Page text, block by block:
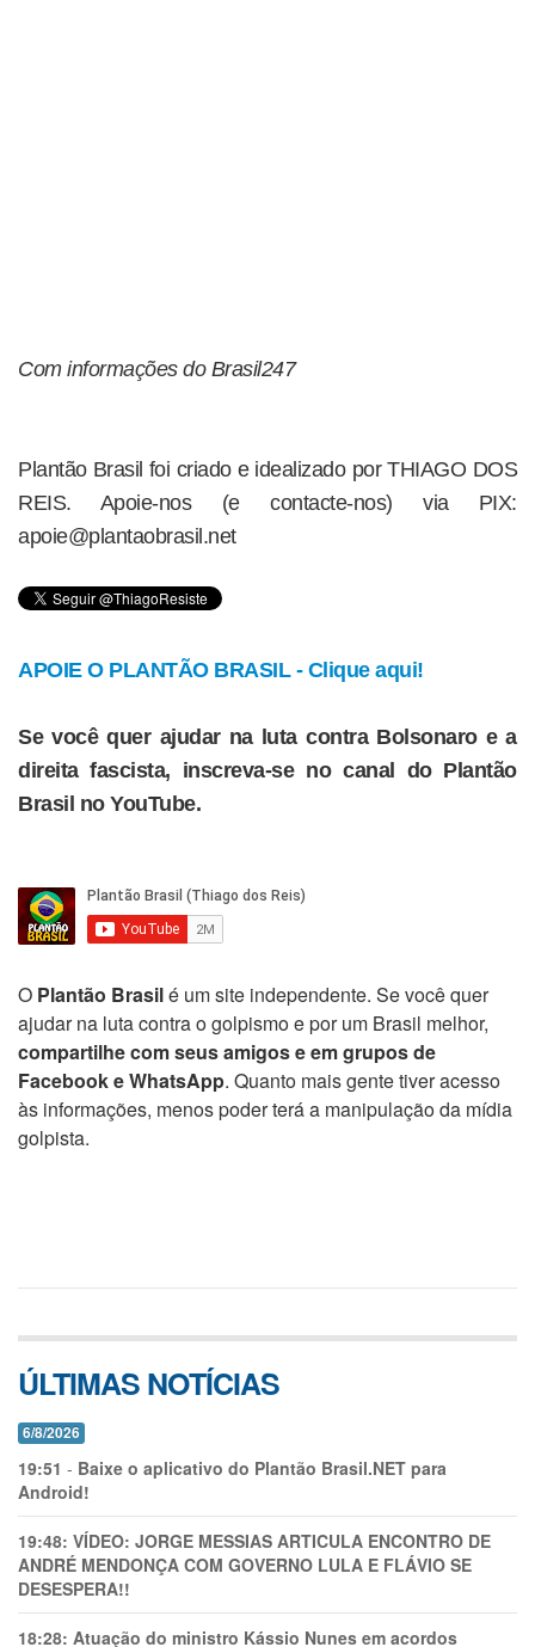
Com informações do Brasil247
Plantão Brasil foi criado e idealizado por THIAGO DOS
REIS. Apoie-nos (e contacte-nos) via PIX:
apoie@plantaobrasil.net
APOIE O PLANTÃO BRASIL - Clique aqui!
Se você quer ajudar na luta contra Bolsonaro e a
direita fascista, inscreva-se no canal do Plantão
Brasil no YouTube.
O Plantão Brasilé um site independente. Se você quer
ajudar na luta contra o golpismo e por um Brasil melhor,
compartilhe com seus amigos e em grupos de
Facebook e WhatsApp. Quanto mais gente tiver acesso
às informações, menos poder terá a manipulação da mídia
golpista.
ÚLTIMAS NOTÍCIAS
6/8/2026
19:51 - Baixe o aplicativo do Plantão Brasil.NET para
Android!
19:48: VÍDEO: JORGE MESSIAS ARTICULA ENCONTRO DE
ANDRÉ MENDONÇA COM GOVERNO LULA E FLÁVIO SE
DESESPERA!!
18:28: Atuação do ministro Kássio Nunes em acordos